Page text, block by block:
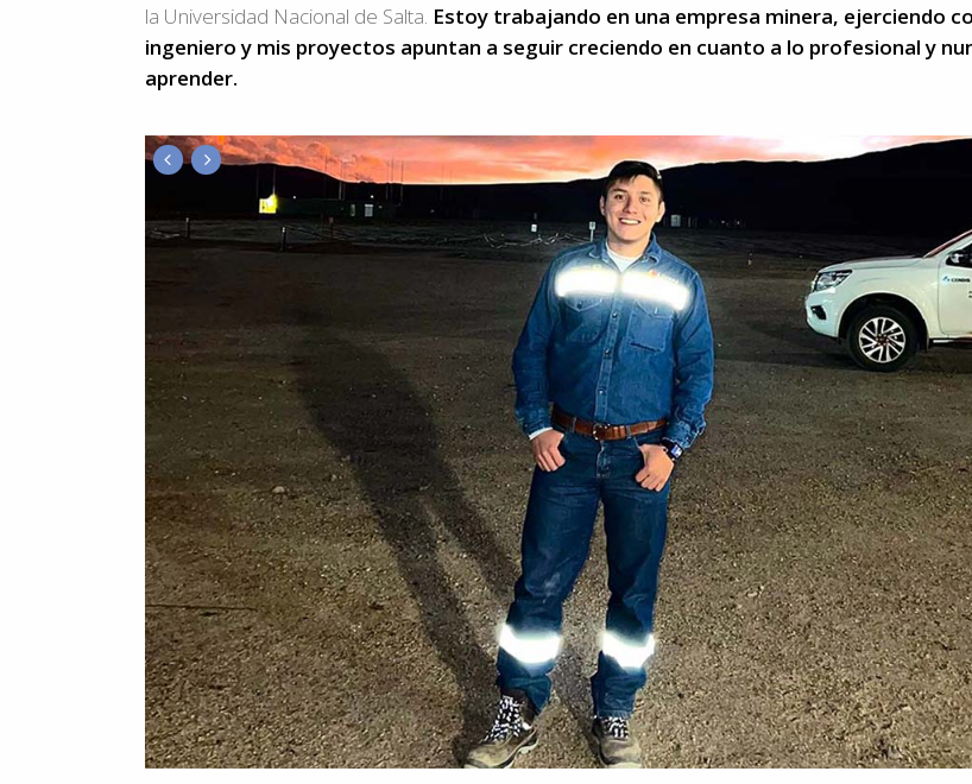
la Universidad Nacional de Salta. Estoy trabajando en una empresa minera, ejerciendo
ingeniero y mis proyectos apuntan a seguir creciendo en cuanto a lo profesional y
aprender.